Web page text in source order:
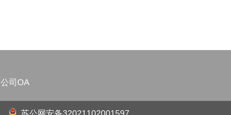
公司OA
苏公网安备32021102001597